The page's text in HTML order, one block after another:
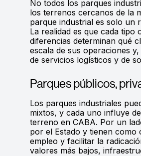
No todos los parques
los terrenos cercanos de la
parque industrial es solo un
La realidad es que cada tipo
diferencias determinan qué
escala de sus operaciones
de servicios logísticos y de
Parques públicos,
Los parques industriales
mixtos, y cada uno influye
terreno en CABA. Por un
por el Estado y tienen
empleo y facilitar la
valores más bajos,